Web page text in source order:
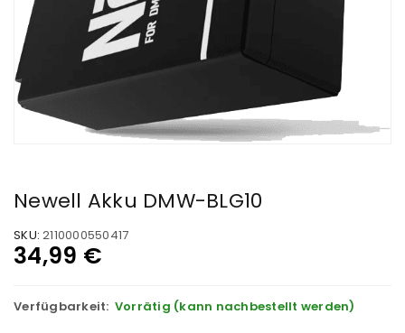
Newell Akku DMW-BLG10
SKU: 2110000550417
34,99 €
Verfügbarkeit: Vorrätig (kann nachbestellt werden)